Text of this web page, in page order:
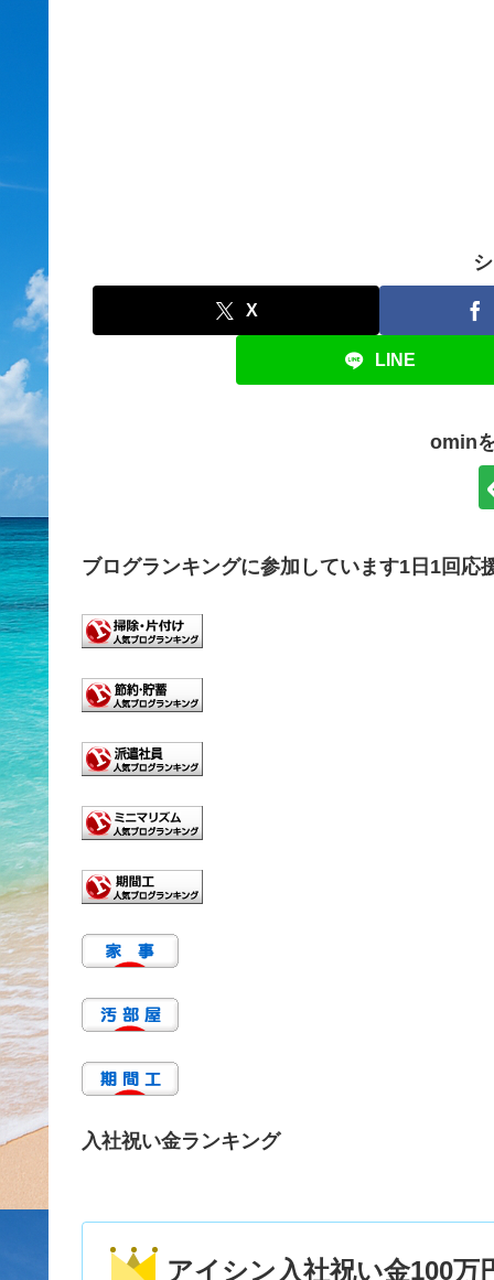
X
LINE
omin
ブログランキングに参加しています1日1回応
入社祝い金ランキング
アイシン入社祝い金100万